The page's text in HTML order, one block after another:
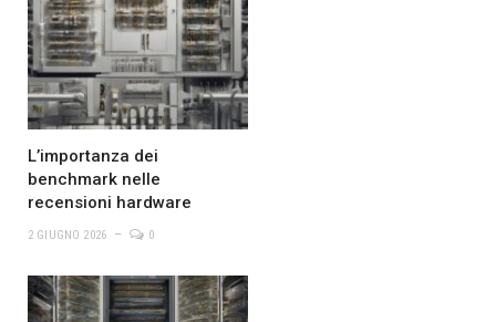
L’importanza dei
benchmark nelle
recensioni hardware
2 GIUGNO 2026 0